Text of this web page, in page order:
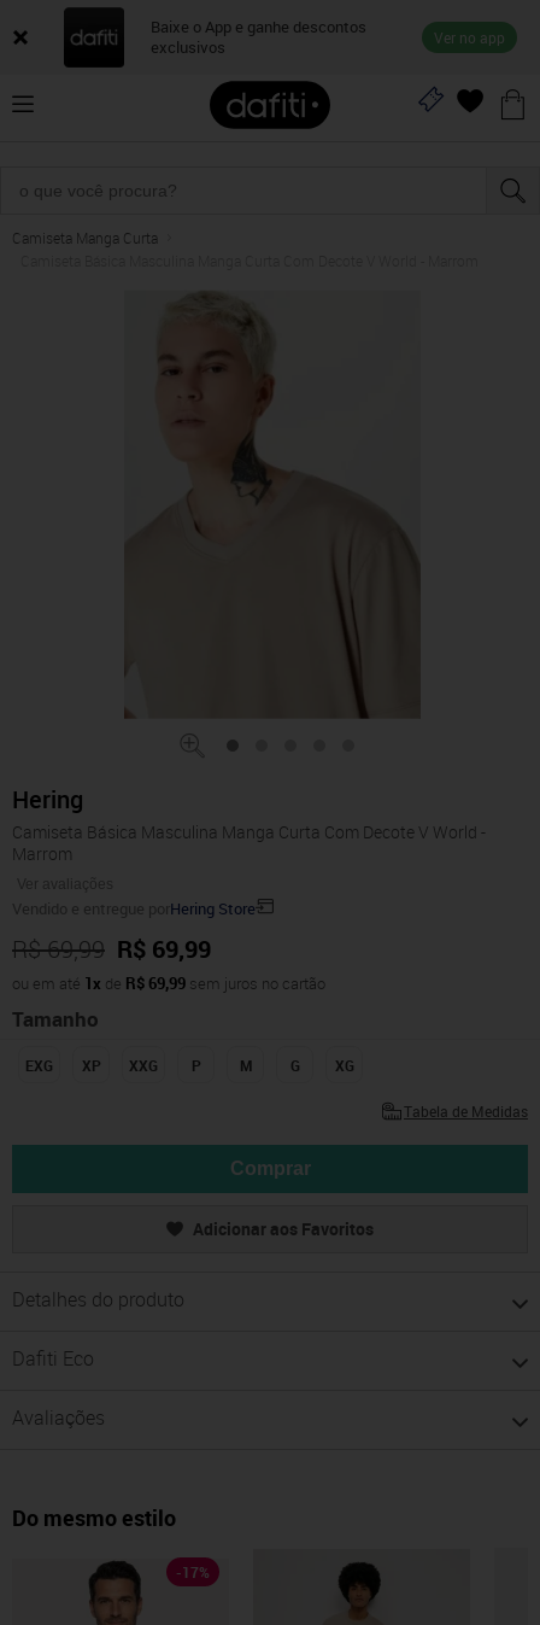
Baixe o App e ganhe descontos
exclusivos
Ver no app
Camiseta Manga Curta
Hering
Camiseta Básica Masculina Manga Curta Com Decote V World -
Marrom
Ver avaliações
Vendido e entregue porHering Store
R$ 69,99 R$ 69,99
ou em até 1x de R$ 69,99 sem juros no cartão
Tamanho
EXG XP XXG P M G XG
Tabela de Medidas
Comprar
Adicionar aos Favoritos
Detalhes do produto
Dafiti Eco
Avaliações
Do mesmo estilo
-17%